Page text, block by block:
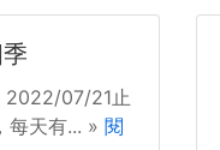
2022/07/21止
每天有... » 閱